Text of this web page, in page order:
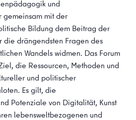
und
gemeinsam mit der
Bildung dem Beitrag der
drängendsten Fragen des
Wandels widmen. Das Forum
die Ressourcen, Methoden und
und politischer
Es gilt, die
Potenziale von Digitalität, Kunst
lebensweltbezogenen und